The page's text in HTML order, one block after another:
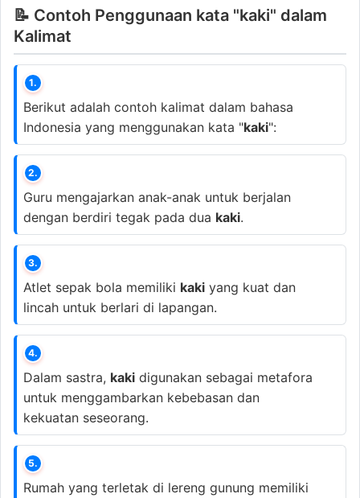
📝 Contoh Penggunaan kata "kaki" dalam
Kalimat
1.
Berikut adalah contoh kalimat dalam bahasa
Indonesia yang menggunakan kata "kaki":
2.
Guru mengajarkan anak-anak untuk berjalan
dengan berdiri tegak pada dua kaki.
3.
Atlet sepak bola memiliki kaki yang kuat dan
lincah untuk berlari di lapangan.
4.
Dalam sastra, kaki digunakan sebagai metafora
untuk menggambarkan kebebasan dan
kekuatan seseorang.
5.
Rumah yang terletak di lereng gunung memiliki